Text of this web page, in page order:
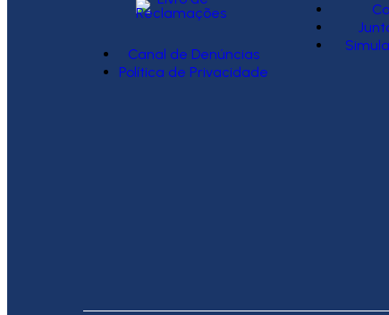
Canal de Denúncias
Política de Privacidade